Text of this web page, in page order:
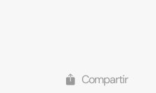
Compartir